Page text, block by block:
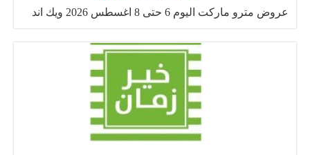
عروض مترو ماركت اليوم 6 حتى 8 اغسطس 2026 ويك اند